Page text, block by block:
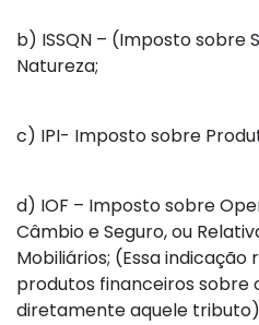
b) ISSQN – (Imposto sobre
Natureza;
c) IPI- Imposto sobre
d) IOF – Imposto sobre
Câmbio e Seguro, ou
Mobiliários; (Essa
produtos financeiros sobre
diretamente aquele